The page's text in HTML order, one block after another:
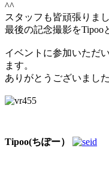
^^
スタッフも皆頑張りま
最後の記念撮影をTipoo
イベントに参加いただ
ます。
ありがとうございました
Tipoo(ちぽー）